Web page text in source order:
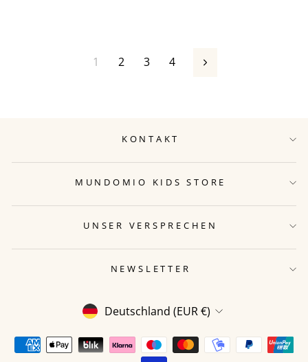
1 2 3 4 Vorwärts
KONTAKT
MUNDOMIO KIDS STORE
UNSER VERSPRECHEN
NEWSLETTER
WÄHRUNG
Deutschland (EUR €)